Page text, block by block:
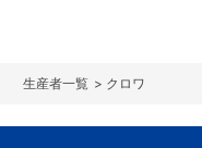
> クロワ